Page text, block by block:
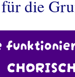
die